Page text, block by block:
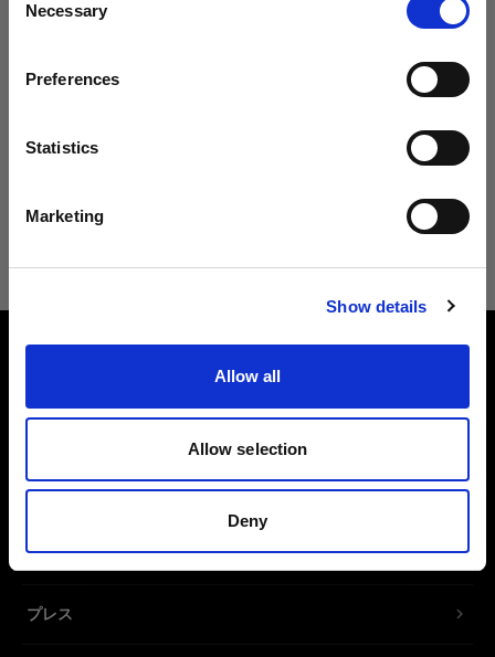
Selection
Necessary
Preferences
Statistics
Marketing
Show details
Allow all
Allow selection
Deny
Canada
サイトにアクセス
Profoto Pro-11
$25,768.00 CAD
サポート
採用情報
プレス